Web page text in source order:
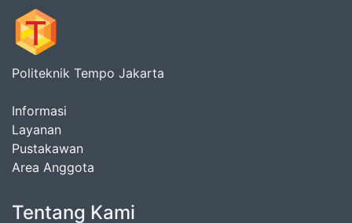
Politeknik Tempo Jakarta
Informasi
Layanan
Pustakawan
Area Anggota
Tentang Kami